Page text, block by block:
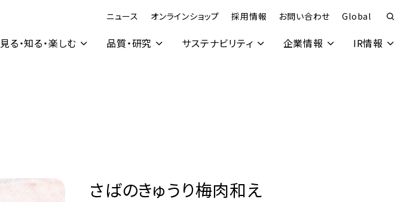
ニュース オンラインショップ 採用情報 お問い合わせ Global
見る・知る・楽しむ 品質・研究 サステナビリティ 企業情報 IR情報
さばのきゅうり梅肉和え